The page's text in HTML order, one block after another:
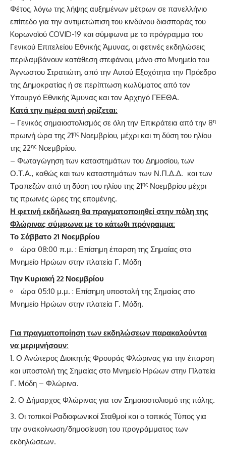
Φέτος, λόγω της λήψης αυξημένων μέτρων σε πανελλήνιο
επίπεδο για την αντιμετώπιση του κινδύνου διασποράς του
Kορωνοϊού COVID-19 και σύμφωνα με το πρόγραμμα του
Γενικού Επιτελείου Εθνικής Άμυνας, οι φετινές εκδηλώσεις
περιλαμβάνουν κατάθεση στεφάνου, μόνο στο Μνημείο του
Άγνωστου Στρατιώτη, από την Αυτού Εξοχότητα την Πρόεδρο
της Δημοκρατίας ή σε περίπτωση κωλύματος από τον
Υπουργό Εθνικής Άμυνας και τον Αρχηγό ΓΕΕΘΑ.
Κατά την ημέρα αυτή ορίζεται:
– Γενικός σημαιοστολισμός σε όλη την Επικράτεια από την 8η
πρωινή ώρα της 21ης Νοεμβρίου, μέχρι και τη δύση του ηλίου
της 22ης Νοεμβρίου.
– Φωταγώγηση των καταστημάτων του Δημοσίου, των
Ο.Τ.Α., καθώς και των καταστημάτων των Ν.Π.Δ.Δ. και των
Τραπεζών από τη δύση του ηλίου της 21ης Νοεμβρίου μέχρι
τις πρωινές ώρες της επομένης.
Η φετινή εκδήλωση θα πραγματοποιηθεί στην πόλη της
Φλώρινας σύμφωνα με το κάτωθι πρόγραμμα:
Το Σάββατο 21 Νοεμβρίου
ώρα 08:00 π.μ. : Επίσημη έπαρση της Σημαίας στο
Μνημείο Ηρώων στην πλατεία Γ. Μόδη
Την Κυριακή 22 Νοεμβρίου
ώρα 05:10 μ.μ. : Επίσημη υποστολή της Σημαίας στο
Μνημείο Ηρώων στην πλατεία Γ. Μόδη.
Για πραγματοποίηση των εκδηλώσεων παρακαλούνται
να μεριμνήσουν:
Ο Ανώτερος Διοικητής Φρουράς Φλώρινας για την έπαρση
και υποστολή της Σημαίας στο Μνημείο Ηρώων στην Πλατεία
Γ. Μόδη – Φλώρινα.
Ο Δήμαρχος Φλώρινας για τον Σημαιοστολισμό της πόλης.
Οι τοπικοί Ραδιοφωνικοί Σταθμοί και ο τοπικός Τύπος για
την ανακοίνωση/δημοσίευση του προγράμματος των
εκδηλώσεων.